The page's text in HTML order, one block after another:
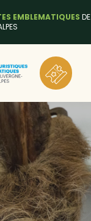
EMBLEMATIQUES DE